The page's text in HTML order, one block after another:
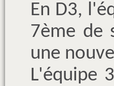
En D3,
7ème de
une
L'équipe